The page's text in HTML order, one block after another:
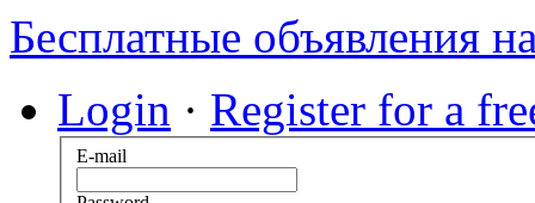
Бесплатные объявления
Login · Register for a
E-mail